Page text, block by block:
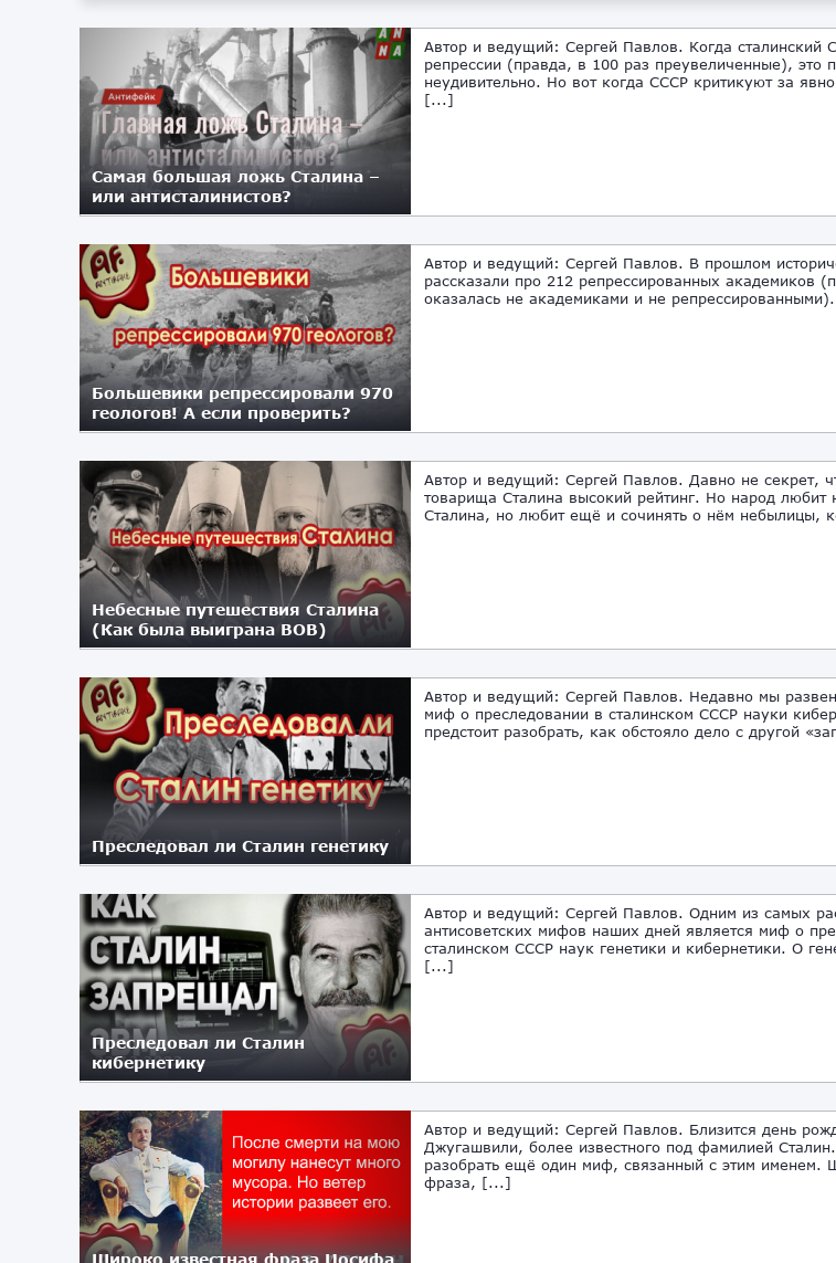
Самая большая ложь Сталина –
или антисталинистов?
Автор и ведущий: Сергей Павлов. Когда сталинский
репрессии (правда, в 100 раз преувеличенные), это
неудивительно. Но вот когда СССР критикуют за
[...]
05.07.2023
Большевики репрессировали 970
геологов! А если проверить?
Автор и ведущий: Сергей Павлов. В прошлом
рассказали про 212 репрессированных академиков
оказалась не академиками и не
30.03.2023
Небесные путешествия Сталина
(Как была выиграна ВОВ)
Автор и ведущий: Сергей Павлов. Давно не секрет,
товарища Сталина высокий рейтинг. Но народ любит
Сталина, но любит ещё и сочинять о нём небылицы,
19.01.2023
Преследовал ли Сталин генетику
Автор и ведущий: Сергей Павлов. Недавно мы
миф о преследовании в сталинском СССР науки
предстоит разобрать, как обстояло дело с другой
29.12.2022
Преследовал ли Сталин
кибернетику
Автор и ведущий: Сергей Павлов. Одним из самых
антисоветских мифов наших дней является миф о
сталинском СССР наук генетики и кибернетики. О
[...]
22.12.2022
Широко известная фраза Иосифа
Автор и ведущий: Сергей Павлов. Близится день
Джугашвили, более известного под фамилией
разобрать ещё один миф, связанный с этим именем.
фраза, [...]